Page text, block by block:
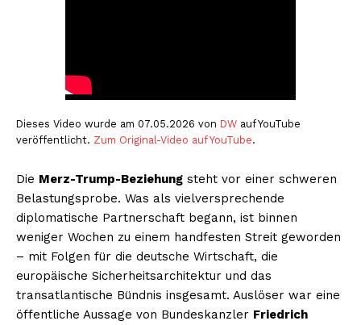
Dieses Video wurde am 07.05.2026 von DW auf YouTube
veröffentlicht. Zum Original-Video auf YouTube.
Die Merz-Trump-Beziehung steht vor einer schweren
Belastungsprobe. Was als vielversprechende
diplomatische Partnerschaft begann, ist binnen
weniger Wochen zu einem handfesten Streit geworden
– mit Folgen für die deutsche Wirtschaft, die
europäische Sicherheitsarchitektur und das
transatlantische Bündnis insgesamt. Auslöser war eine
öffentliche Aussage von Bundeskanzler Friedrich